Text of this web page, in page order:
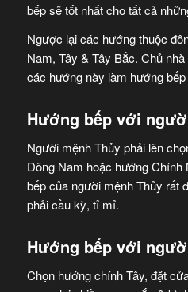
bếp sẽtốt nhất cho tất cả
Ngược lại các hướng thuộc
Nam, Tây &Tây Bắc. Chủ nhà
các hướng này làm hướng bếp
Hướng bếp với
Người mệnh Thủy phải lên
Đông Nam hoặc hướng Chính
bếp của người mệnh Thủy rất
phải cầu kỳ, tỉ mỉ.
Hướng bếp với
Chọn hướng chính Tây, đặt